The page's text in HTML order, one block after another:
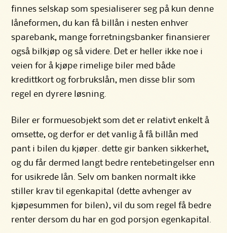
finnes selskap som spesialiserer seg på kun denne
låneformen, du kan få billån i nesten enhver
sparebank, mange forretningsbanker finansierer
også bilkjøp og så videre. Det er heller ikke noe i
veien for å kjøpe rimelige biler med både
kredittkort og forbrukslån, men disse blir som
regel en dyrere løsning.
Biler er formuesobjekt som det er relativt enkelt å
omsette, og derfor er det vanlig å få billån med
pant i bilen du kjøper. dette gir banken sikkerhet,
og du får dermed langt bedre rentebetingelser enn
for usikrede lån. Selv om banken normalt ikke
stiller krav til egenkapital (dette avhenger av
kjøpesummen for bilen), vil du som regel få bedre
renter dersom du har en god porsjon egenkapital.